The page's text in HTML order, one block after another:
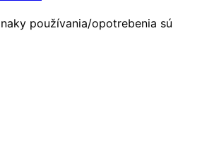
používania/opotrebenia sú